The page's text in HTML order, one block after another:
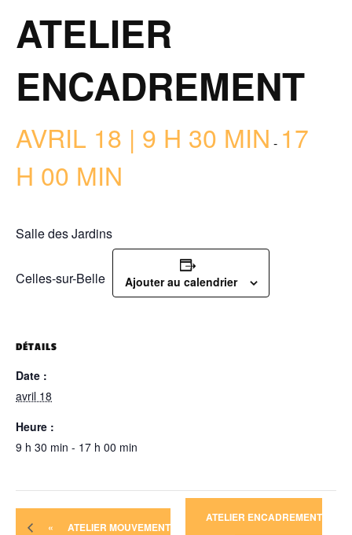
ATELIER
ENCADREMENT
AVRIL 18 | 9 H 30 MIN - 17
H 00 MIN
Salle des Jardins
Celles-sur-Belle Ajouter au calendrier
DÉTAILS
Date :
avril 18
Heure :
9 h 30 min - 17 h 00 min
« ATELIER MOUVEMENT
ATELIER ENCADREMENT